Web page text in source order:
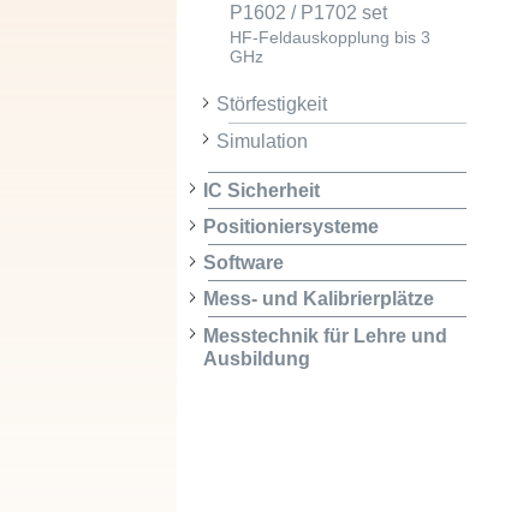
P1602 / P1702 set
HF-Feldauskopplung bis 3
GHz
Störfestigkeit
Simulation
IC Sicherheit
Positioniersysteme
Software
Mess- und Kalibrierplätze
Messtechnik für Lehre und
Ausbildung